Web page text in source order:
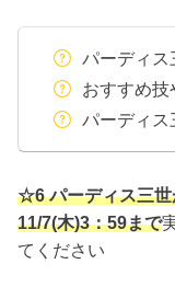
パーディス
おすすめ技
パーディス
☆6 パーディス三世
11/7(木)3：59まで
てください